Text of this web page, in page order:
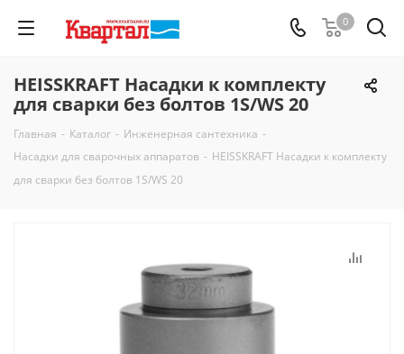
0
HEISSKRAFT Насадки к комплекту
для сварки без болтов 1S/WS 20
Главная - Каталог - Инженерная сантехника -
Насадки для сварочных аппаратов - HEISSKRAFT Насадки к комплекту
для сварки без болтов 1S/WS 20